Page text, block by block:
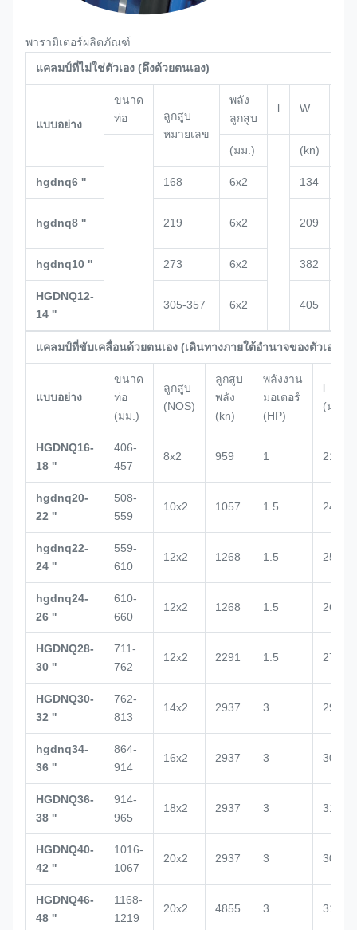
พารามิเตอร์ผลิตภัณฑ์
แคลมป์ที่ไม่ใช่ตัวเอง (ดึงด้วยตนเอง)
แบบอย่าง
ขนาด
ท่อ
ลูกสูบ
หมายเลข
พลัง
ลูกสูบ
l W
(มม.) (kn)
hgdnq6 '' 168 6x2 134
hgdnq8 '' 219 6x2 209
hgdnq10 '' 273 6x2 382
HGDNQ12-
14 ''
305-357 6x2 405
แคลมป์ที่ขับเคลื่อนด้วยตนเอง (เดินทางภายใต้อำนาจของตัวเอง)
แบบอย่าง
ขนาด
ท่อ
(มม.)
ลูกสูบ
(NOS)
ลูกสูบ
พลัง
(kn)
พลังงาน
มอเตอร์
(HP)
l
(มม.)
HGDNQ16-
18 ''
406-
457
8x2 959 1 2132
hgdnq20-
22 ''
508-
559
10x2 1057 1.5 2434
hgdnq22-
24 ''
559-
610
12x2 1268 1.5 2500
hgdnq24-
26 ''
610-
660
12x2 1268 1.5 2672
HGDNQ28-
30 ''
711-
762
12x2 2291 1.5 2700
HGDNQ30-
32 ''
762-
813
14x2 2937 3 2938
hgdnq34-
36 ''
864-
914
16x2 2937 3 3020
HGDNQ36-
38 ''
914-
965
18x2 2937 3 3188
HGDNQ40-
42 ''
1016-
1067
20x2 2937 3 3029
HGDNQ46-
48 ''
1168-
1219
20x2 4855 3 3100